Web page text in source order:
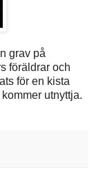
grav på
föräldrar och
för en kista
utnyttja.